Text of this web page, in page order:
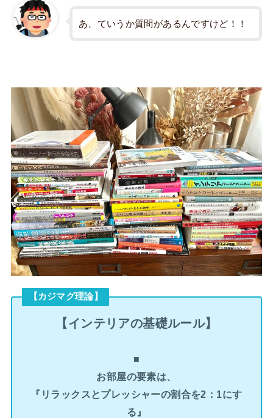
あ、ていうか質問があるんですけど！！
【カジマグ理論】
【インテリアの基礎ルール】
■
お部屋の要素は、
『リラックスとプレッシャーの割合を2：1にす
る』